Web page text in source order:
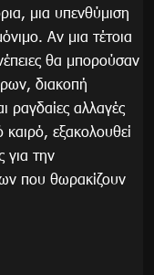
μια υπενθύμιση
Αν μια τέτοια
θα μπορούσαν
διακοπή
ραγδαίες αλλαγές
εξακολουθεί
για την
που θωρακίζουν